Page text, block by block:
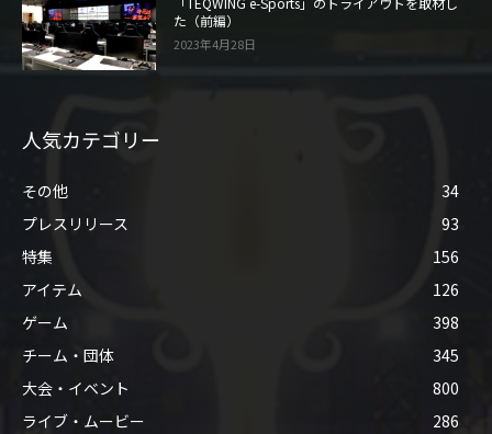
た（前編）
2023年4月28日
人気カテゴリー
その他
34
プレスリリース
93
特集
156
アイテム
126
ゲーム
398
チーム・団体
345
大会・イベント
800
ライブ・ムービー
286